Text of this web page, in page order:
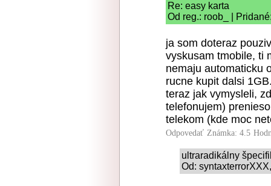
Re: easy karta
Od reg.: roob_ |
ja som doteraz
vyskusam tmobile, ti
nemaju automaticku
rucne kupit dalsi
teraz jak vymysleli,
telefonujem)
telekom (kde moc
Odpovedať Známka: 4.5
ultraradikálny
Od: